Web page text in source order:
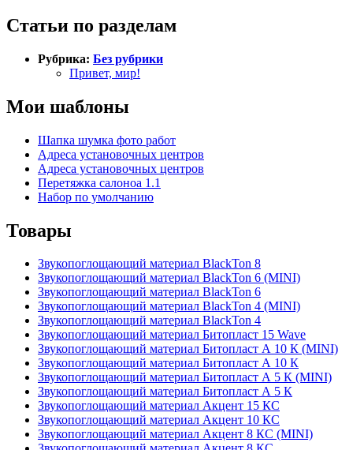
Статьи по разделам
Рубрика: Без рубрики
Привет, мир!
Мои шаблоны
Шапка шумка фото работ
Адреса установочных центров
Адреса установочных центров
Перетяжка салоноа 1.1
Набор по умолчанию
Товары
Звукопоглощающий материал BlackTon 8
Звукопоглощающий материал BlackTon 6 (MINI)
Звукопоглощающий материал BlackTon 6
Звукопоглощающий материал BlackTon 4 (MINI)
Звукопоглощающий материал BlackTon 4
Звукопоглощающий материал Битопласт 15 Wave
Звукопоглощающий материал Битопласт А 10 К (MINI)
Звукопоглощающий материал Битопласт А 10 К
Звукопоглощающий материал Битопласт А 5 К (MINI)
Звукопоглощающий материал Битопласт А 5 К
Звукопоглощающий материал Акцент 15 КС
Звукопоглощающий материал Акцент 10 КС
Звукопоглощающий материал Акцент 8 КС (MINI)